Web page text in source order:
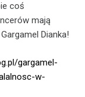
coś
mają
Dianka!
gargamel-
w-